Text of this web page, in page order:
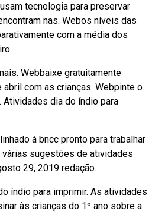
tecnologia para preservar
nas. Webos níveis das
com a média dos
Webbaixe gratuitamente
com as crianças. Webpinte o
Atividades dia do índio para
à bncc pronto para trabalhar
várias sugestões de atividades
29, 2019 redação.
índio para imprimir. As atividades
às crianças do 1º ano sobre a